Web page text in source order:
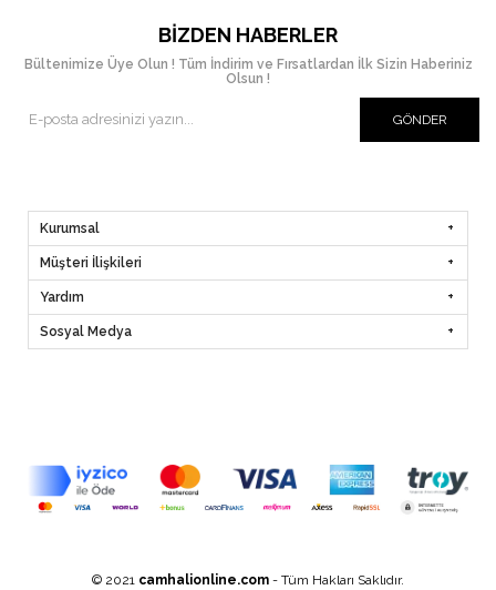
BIZDEN HABERLER
Bültenimize Üye Olun ! Tüm İndirim ve Fırsatlardan İlk Sizin Haberiniz
Olsun !
GÖNDER
Kurumsal
Müşteri İlişkileri
Yardım
Sosyal Medya
© 2021 camhalionline.com - Tüm Hakları Saklıdır.